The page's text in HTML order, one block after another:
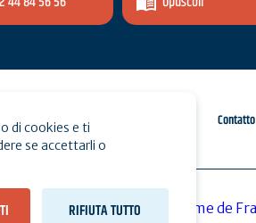
pro Stampa Contatto
di cookies e ti
se accettarli o
RIFIUTA TUTTO